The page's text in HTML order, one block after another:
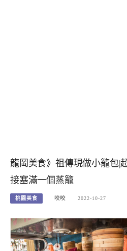
龍岡美食》祖傳現做小籠包|
接塞滿一個蒸籠
桃園美食 咬咬 2022-10-27